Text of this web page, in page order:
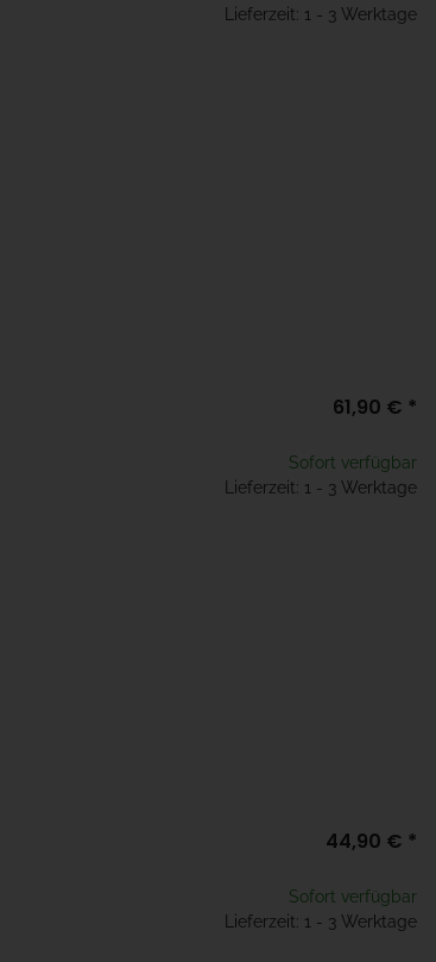
Lieferzeit: 1 - 3 Werktage
61,90 € *
Sofort verfügbar
Lieferzeit: 1 - 3 Werktage
44,90 € *
Sofort verfügbar
Lieferzeit: 1 - 3 Werktage